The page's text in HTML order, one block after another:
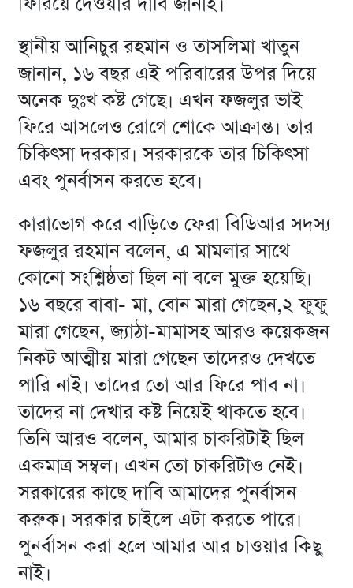
স্থানীয় আনিচুর রহমান ও তাসলিমা খাতুন
জানান, ১৬ বছর এই পরিবারের উপর দিয়ে
অনেক দুঃখ কষ্ট গেছে। এখন ফজলুর ভাই
ফিরে আসলেও রোগে শোকে আক্রান্ত। তার
চিকিৎসা দরকার। সরকারকে তার চিকিৎসা
এবং পুনর্বাসন করতে হবে।
কারাভোগ করে বাড়িতে ফেরা বিডিআর সদস্য
ফজলুর রহমান বলেন, এ মামলার সাথে
কোনো সংশ্লিষ্ঠতা ছিল না বলে মুক্ত হয়েছি।
১৬ বছরে বাবা- মা, বোন মারা গেছেন,২ ফুফু
মারা গেছেন, জ্যাঠা-মামাসহ আরও কয়েকজন
নিকট আত্মীয় মারা গেছেন তাদেরও দেখতে
পারি নাই। তাদের তো আর ফিরে পাব না।
তাদের না দেখার কষ্ট নিয়েই থাকতে হবে।
তিনি আরও বলেন, আমার চাকরিটাই ছিল
একমাত্র সম্বল। এখন তো চাকরিটাও নেই।
সরকারের কাছে দাবি আমাদের পুনর্বাসন
করুক। সরকার চাইলে এটা করতে পারে।
পুনর্বাসন করা হলে আমার আর চাওয়ার কিছু
নাই।